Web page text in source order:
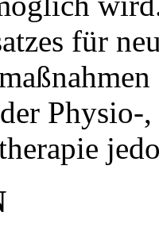
für
Physio-